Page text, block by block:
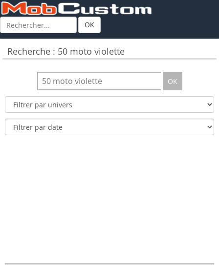
OK
Recherche : 50 moto violette
OK